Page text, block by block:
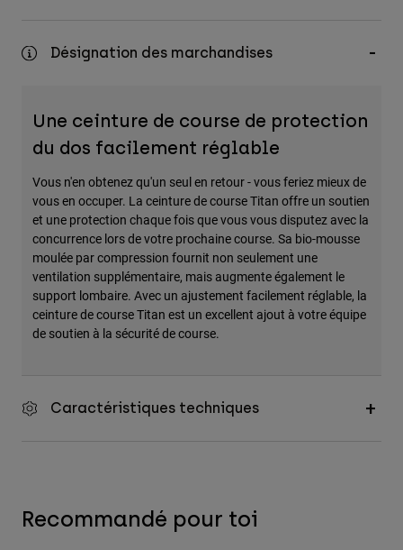
Désignation des marchandises
Une ceinture de course de protection
du dos facilement réglable
Vous n'en obtenez qu'un seul en retour - vous feriez mieux de
vous en occuper. La ceinture de course Titan offre un soutien
et une protection chaque fois que vous vous disputez avec la
concurrence lors de votre prochaine course. Sa bio-mousse
moulée par compression fournit non seulement une
ventilation supplémentaire, mais augmente également le
support lombaire. Avec un ajustement facilement réglable, la
ceinture de course Titan est un excellent ajout à votre équipe
de soutien à la sécurité de course.
Caractéristiques techniques
Recommandé pour toi